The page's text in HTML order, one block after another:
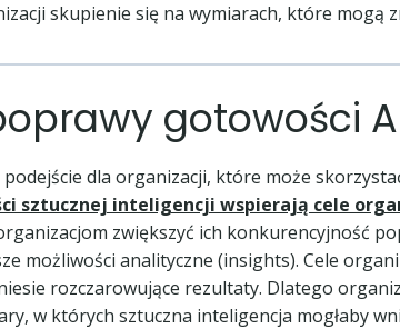
skupienie się na wymiarach, które mogą
gotowości
dla organizacji, które może
sztucznej inteligencji wspierają cele
zwiększyć ich konkurencyjność
możliwości analityczne (insights). Cele
rozczarowujące rezultaty. Dlatego
w których sztuczna inteligencja mogłaby